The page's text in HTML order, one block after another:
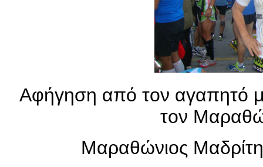
Αφήγηση από τον αγαπητό
τον
Μαραθώνιος